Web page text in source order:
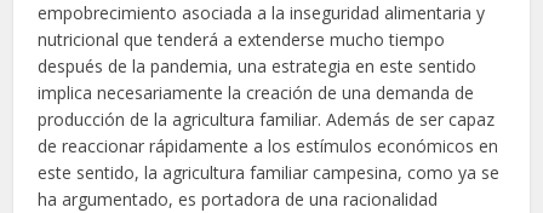
empobrecimiento asociada a la inseguridad alimentaria y
nutricional que tenderá a extenderse mucho tiempo
después de la pandemia, una estrategia en este sentido
implica necesariamente la creación de una demanda de
producción de la agricultura familiar. Además de ser capaz
de reaccionar rápidamente a los estímulos económicos en
este sentido, la agricultura familiar campesina, como ya se
ha argumentado, es portadora de una racionalidad